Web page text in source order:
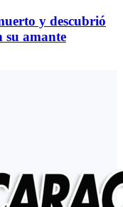
y descubrió
su amante